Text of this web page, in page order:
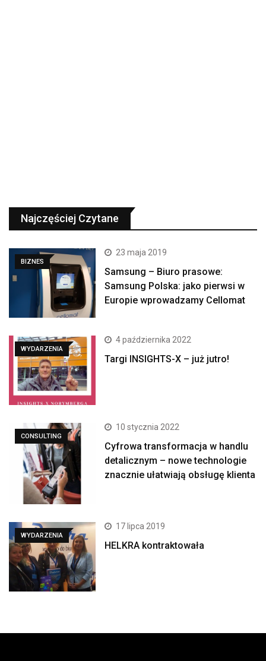
Najczęściej Czytane
BIZNES
23 maja 2019
Samsung – Biuro prasowe:
Samsung Polska: jako pierwsi w
Europie wprowadzamy Cellomat
WYDARZENIA
4 października 2022
Targi INSIGHTS-X – już jutro!
CONSULTING
10 stycznia 2022
Cyfrowa transformacja w handlu
detalicznym – nowe technologie
znacznie ułatwiają obsługę klienta
WYDARZENIA
17 lipca 2019
HELKRA kontraktowała